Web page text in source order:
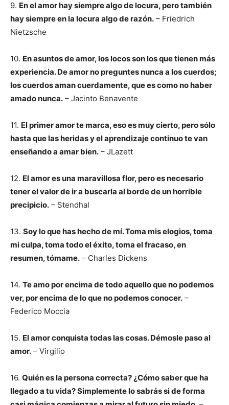
9. En el amor hay siempre algo de locura, pero también
hay siempre en la locura algo de razón. – Friedrich
Nietzsche
10. En asuntos de amor, los locos son los que tienen más
experiencia. De amor no preguntes nunca a los cuerdos;
los cuerdos aman cuerdamente, que es como no haber
amado nunca. – Jacinto Benavente
11. El primer amor te marca, eso es muy cierto, pero sólo
hasta que las heridas y el aprendizaje continuo te van
enseñando a amar bien. – JLazett
12. El amor es una maravillosa flor, pero es necesario
tener el valor de ir a buscarla al borde de un horrible
precipicio. – Stendhal
13. Soy lo que has hecho de mí. Toma mis elogios, toma
mi culpa, toma todo el éxito, toma el fracaso, en
resumen, tómame. – Charles Dickens
14. Te amo por encima de todo aquello que no podemos
ver, por encima de lo que no podemos conocer. –
Federico Moccia
15. El amor conquista todas las cosas. Démosle paso al
amor. – Virgilio
16. Quién es la persona correcta? ¿Cómo saber que ha
llegado a tu vida? Simplemente lo sabrás si de forma